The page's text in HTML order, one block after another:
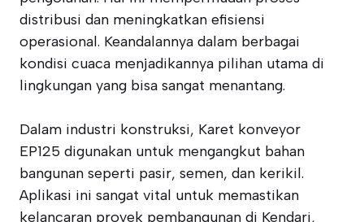
distribusi dan meningkatkan efisiensi
operasional. Keandalannya dalam berbagai
kondisi cuaca menjadikannya pilihan utama di
lingkungan yang bisa sangat menantang.
Dalam industri konstruksi, Karet konveyor
EP125 digunakan untuk mengangkut bahan
bangunan seperti pasir, semen, dan kerikil.
Aplikasi ini sangat vital untuk memastikan
kelancaran proyek pembangunan di Kendari,